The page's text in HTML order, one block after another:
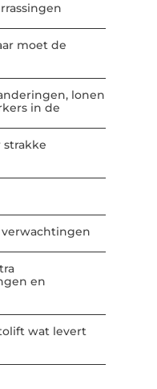
moet de
lonen
in de
strakke
en
wat levert